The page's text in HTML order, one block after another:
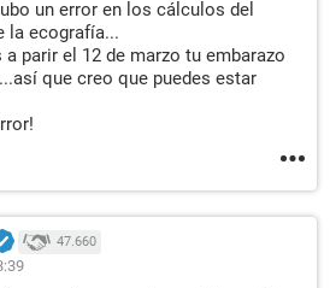
un error en los cálculos del
la ecografía...
parir el 12 de marzo tu embarazo
que creo que puedes estar
47.660